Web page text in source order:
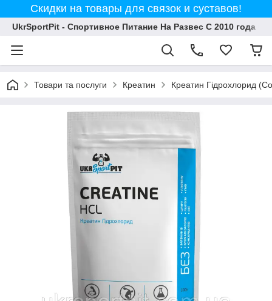
Скидки на товары для связок и суставов!
UkrSportPit - Спортивное Питание На Развес С 2010 года
Товари та послуги Креатин Креатин Гідрохлорид